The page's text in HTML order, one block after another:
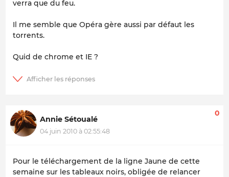
verra que du feu.
Il me semble que Opéra gère aussi par défaut les
torrents.
Quid de chrome et IE ?
Annie Sétoualé
04 juin 2010 à 02:55:48
0
Pour le téléchargement de la ligne Jaune de cette
semaine sur les tableaux noirs, obligée de relancer